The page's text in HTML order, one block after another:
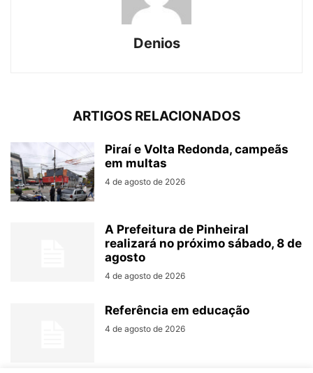
Denios
ARTIGOS RELACIONADOS
Piraí e Volta Redonda, campeãs
em multas
4 de agosto de 2026
A Prefeitura de Pinheiral
realizará no próximo sábado, 8 de
agosto
4 de agosto de 2026
Referência em educação
4 de agosto de 2026